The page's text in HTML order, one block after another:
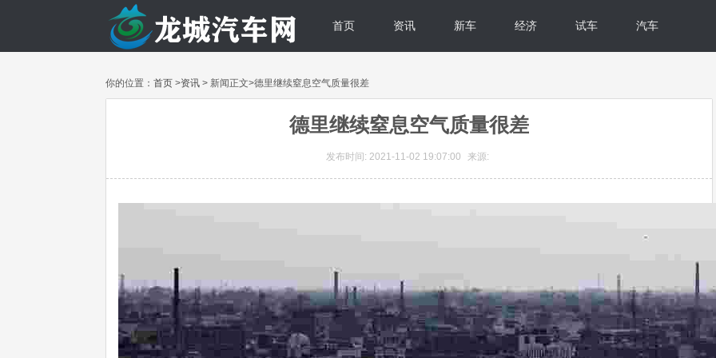
首页 资讯 新车 经济 试车 汽车
你的位置： 首页 >资讯 > 新闻正文>德里继续窒息空气质量很差
德里继续窒息空气质量很差
发布时间: 2021-11-02 19:07:00 来源: